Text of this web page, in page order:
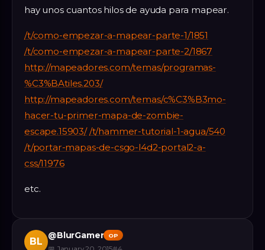
hay unos cuantos hilos de ayuda para mapear.
/t/como-empezar-a-mapear-parte-1/1851
/t/como-empezar-a-mapear-parte-2/1867
http://mapeadores.com/temas/programas-
%C3%BAtiles.203/
http://mapeadores.com/temas/c%C3%B3mo-
hacer-tu-primer-mapa-de-zombie-
escape.15903/ /t/hammer-tutorial-1-agua/540
/t/portar-mapas-de-csgo-l4d2-portal2-a-
css/11976
etc.
BL
@BlurGamer OP